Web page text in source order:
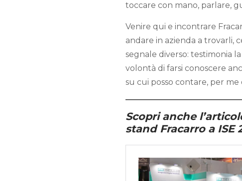
toccare con mano, parlare,
Venire qui e incontrare
andare in azienda a trovarli,
segnale diverso: testimonia
volontà di farsi conoscere
su cui posso contare, per me
Scopri anche
stand Fracarro a ISE